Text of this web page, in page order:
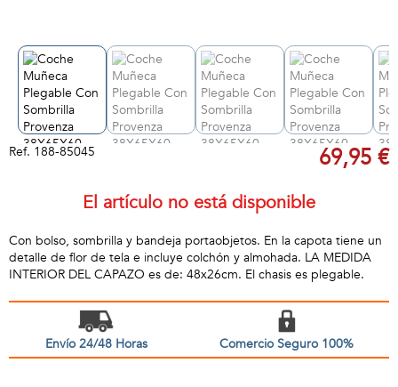
Ref. 188-85045 69,95 €
El artículo no está disponible
Con bolso, sombrilla y bandeja portaobjetos. En la capota tiene un
detalle de flor de tela e incluye colchón y almohada. LA MEDIDA
INTERIOR DEL CAPAZO es de: 48x26cm. El chasis es plegable.
Envío 24/48 Horas Comercio Seguro 100%